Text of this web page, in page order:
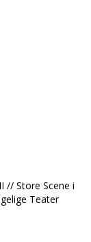
// Store Scene i
Teater